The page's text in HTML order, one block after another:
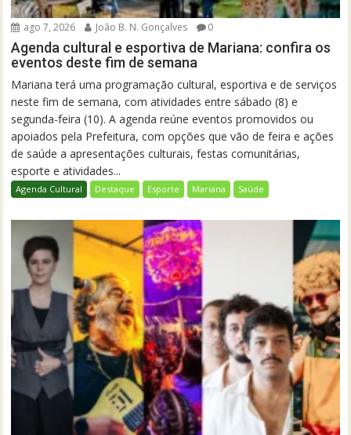
ago 7, 2026 João B. N. Gonçalves 0
Agenda cultural e esportiva de Mariana: confira os
eventos deste fim de semana
Mariana terá uma programação cultural, esportiva e de serviços
neste fim de semana, com atividades entre sábado (8) e
segunda-feira (10). A agenda reúne eventos promovidos ou
apoiados pela Prefeitura, com opções que vão de feira e ações
de saúde a apresentações culturais, festas comunitárias,
esporte e atividades...
Agenda Cultural Destaque Esporte Mariana Saúde